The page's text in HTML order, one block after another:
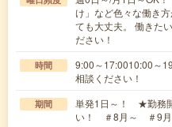
け」など色々な働き
ても大丈夫。 働きた
ださい！
時間
9:00～17:0010:00～
相談ください！
期間
単発1日～！ ★勤務
い！ ＃8月～ ＃9月